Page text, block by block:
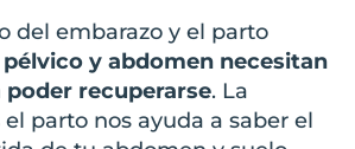
del embarazo y el parto
y abdomen necesitan
poder recuperarse. La
parto nos ayuda a saber el